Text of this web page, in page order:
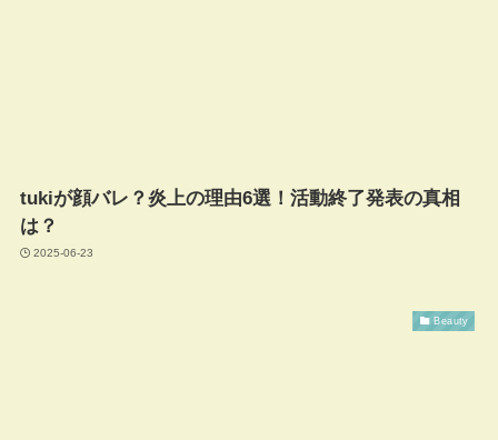
tukiが顔バレ？炎上の理由6選！活動終了発表の真相
は？
2025-06-23
Beauty